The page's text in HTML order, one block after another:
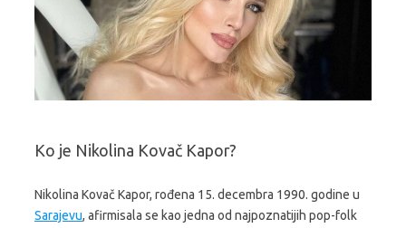
Ko je Nikolina Kovač Kapor?
Nikolina Kovač Kapor, rođena 15. decembra 1990. godine u
Sarajevu, afirmisala se kao jedna od najpoznatijih pop-folk